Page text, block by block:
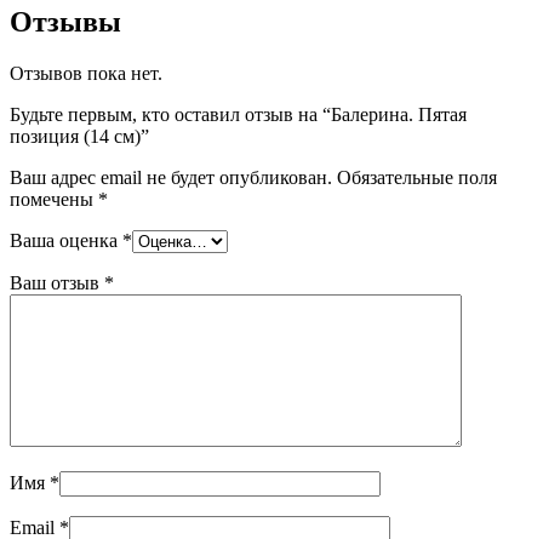
Отзывы
Отзывов пока нет.
Будьте первым, кто оставил отзыв на “Балерина. Пятая
позиция (14 см)”
Ваш адрес email не будет опубликован. Обязательные поля
помечены *
Ваша оценка *
Ваш отзыв *
Имя *
Email *